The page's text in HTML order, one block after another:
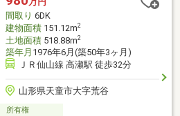
間取り 6DK
建物面積151.12m2
土地面積518.88m2
築年月 1976年6月(築50年3ヶ月)
ＪＲ仙山線 高瀬駅 徒歩32分
山形県天童市大字荒谷
所有権